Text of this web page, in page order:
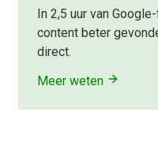
In 2,5 uur van
content beter
direct.
Meer weten